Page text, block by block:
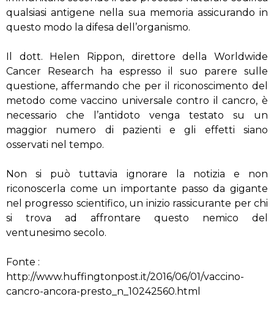
qualsiasi antigene nella sua memoria assicurando in
questo modo la difesa dell’organismo.
Il dott. Helen Rippon, direttore della Worldwide
Cancer Research ha espresso il suo parere sulle
questione, affermando che per il riconoscimento del
metodo come vaccino universale contro il cancro, è
necessario che l’antidoto venga testato su un
maggior numero di pazienti e gli effetti siano
osservati nel tempo.
Non si può tuttavia ignorare la notizia e non
riconoscerla come un importante passo da gigante
nel progresso scientifico, un inizio rassicurante per chi
si trova ad affrontare questo nemico del
ventunesimo secolo.
Fonte :
http://www.huffingtonpost.it/2016/06/01/vaccino-
cancro-ancora-presto_n_10242560.html